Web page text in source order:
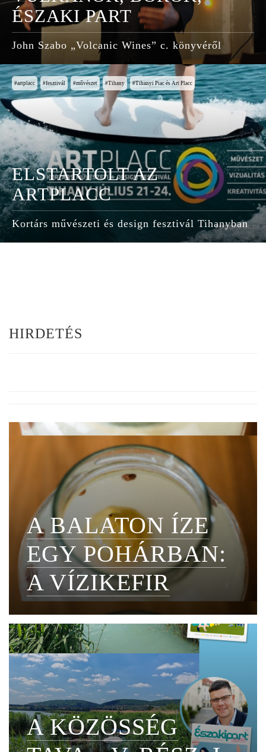
ÉSZAKI PART
John Szabo „Volcanic Wines” c. könyvéről
artplacc fesztivál művészet Tihany Tihanyi Piac és Art Placc
ELSTARTOLT AZ
ARTPLACC
Kortárs művészeti és design fesztivál Tihanyban
HIRDETÉS
A BALATON ÍZE
EGY POHÁRBAN:
A VÍZIKEFIR
A KÖZÖSSÉG